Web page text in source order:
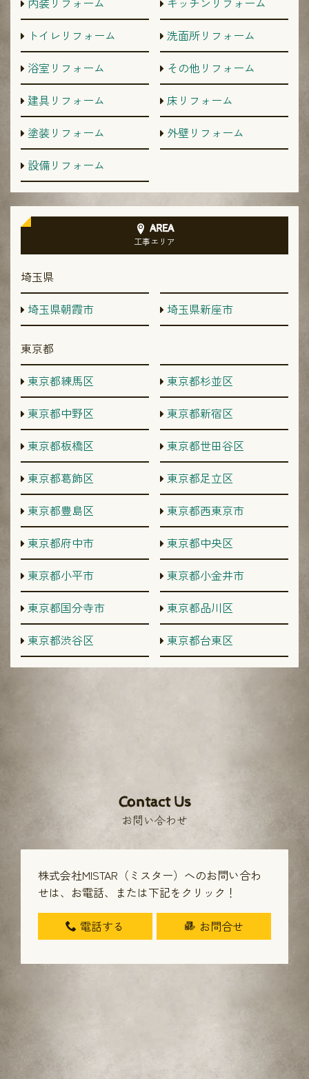
トイレリフォーム
洗面所リフォーム
浴室リフォーム
その他リフォーム
建具リフォーム
床リフォーム
塗装リフォーム
外壁リフォーム
設備リフォーム
AREA
工事エリア
埼玉県
埼玉県朝霞市
埼玉県新座市
東京都
東京都練馬区
東京都杉並区
東京都中野区
東京都新宿区
東京都板橋区
東京都世田谷区
東京都葛飾区
東京都足立区
東京都豊島区
東京都西東京市
東京都府中市
東京都中央区
東京都小平市
東京都小金井市
東京都国分寺市
東京都品川区
東京都渋谷区
東京都台東区
Contact Us
お問い合わせ
株式会社MISTAR（ミスター）へのお問い合わ
せは、 お電話、または下記をクリック！
電話する お問合せ